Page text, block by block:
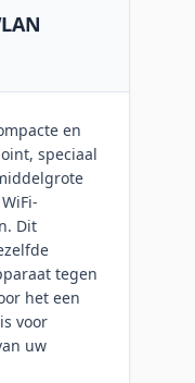
en
speciaal
Dit
tegen
het een
voor
uw